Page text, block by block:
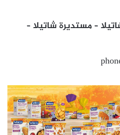
– مستديرة شاتيلا –